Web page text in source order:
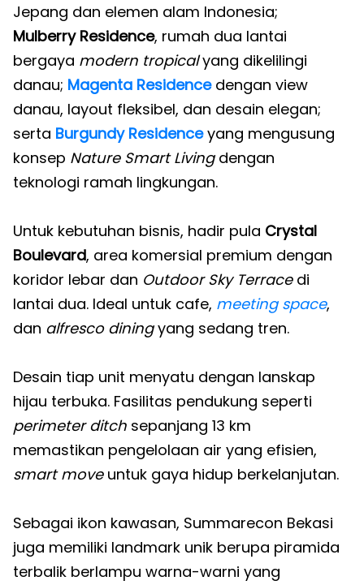
Jepang dan elemen alam Indonesia;
Mulberry Residence, rumah dua lantai
bergaya modern tropicalyang dikelilingi
danau; Magenta Residencedengan view
danau, layout fleksibel, dan desain elegan;
serta Burgundy Residenceyang mengusung
konsep Nature Smart Livingdengan
teknologi ramah lingkungan.
Untuk kebutuhan bisnis, hadir pula Crystal
Boulevard, area komersial premium dengan
koridor lebar dan Outdoor Sky Terracedi
lantai dua. Ideal untuk cafe, meeting space,
dan alfresco diningyang sedang tren.
Desain tiap unit menyatu dengan lanskap
hijau terbuka. Fasilitas pendukung seperti
perimeter ditch sepanjang 13 km
memastikan pengelolaan air yang efisien,
smart moveuntuk gaya hidup berkelanjutan.
Sebagai ikon kawasan, Summarecon Bekasi
juga memiliki landmark unik berupa piramida
terbalik berlampu warna-warni yang